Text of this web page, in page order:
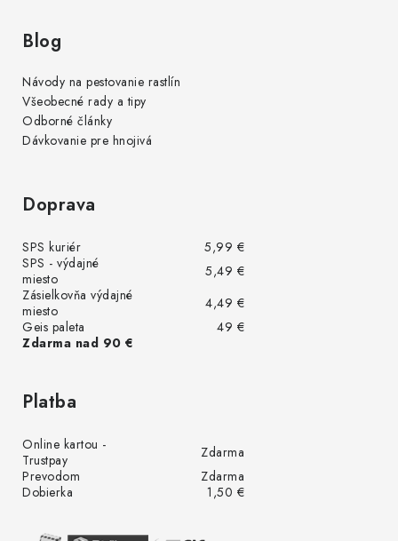
Blog
Návody na pestovanie rastlín
Všeobecné rady a tipy
Odborné články
Dávkovanie pre hnojivá
Doprava
SPS kuriér
5,99 €
SPS - výdajné
miesto
5,49 €
Zásielkovňa výdajné
miesto
4,49 €
Geis paleta
49 €
Zdarma nad 90 €
Platba
Online kartou -
Trustpay
Zdarma
Prevodom
Zdarma
Dobierka
1,50 €